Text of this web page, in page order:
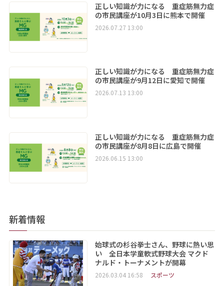
正しい知識が力になる 重症筋無力症
の市民講座が10月3日に熊本で開催
2026.07.27 13:00
正しい知識が力になる 重症筋無力症
の市民講座が9月12日に愛知で開催
2026.07.13 13:00
正しい知識が力になる 重症筋無力症
の市民講座が8月8日に広島で開催
2026.06.15 13:00
新着情報
始球式の杉谷拳士さん、野球に熱い思
い 全日本学童軟式野球大会 マクド
ナルド・トーナメントが開幕
2026.03.04 16:58 スポーツ